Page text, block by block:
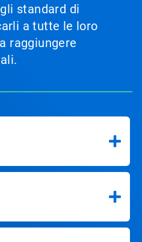
standard di
a tutte le loro
raggiungere